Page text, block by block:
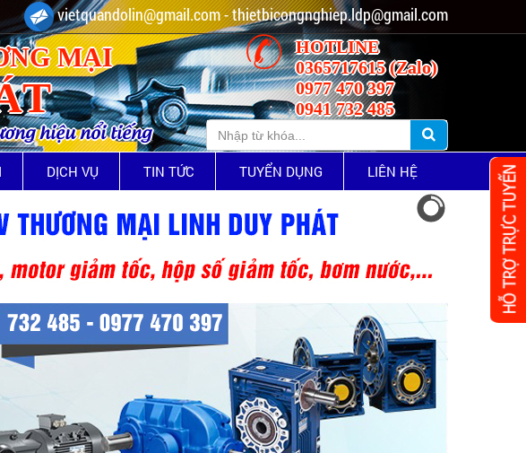
vietquandolin@gmail.com - thietbicongnghiep.ldp@gmail.com
MẠI
hiệu nổi tiếng
HOTLINE
0365717615 (Zalo)
0977 470 397
0941 732 485
DỊCH VỤ TIN TỨC TUYỂN DỤNG LIÊN HỆ